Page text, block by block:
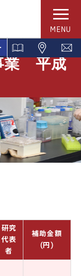
MENU
業 平成
研究
代表
者
補助金額
(円)